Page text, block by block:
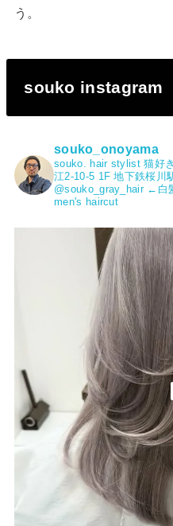
う。
souko instagram
souko_onoyama
souko. hair stylist 猫好き
江2-10-5 1F 地下鉄桜川
@souko_gray_hair ←白
men's haircut